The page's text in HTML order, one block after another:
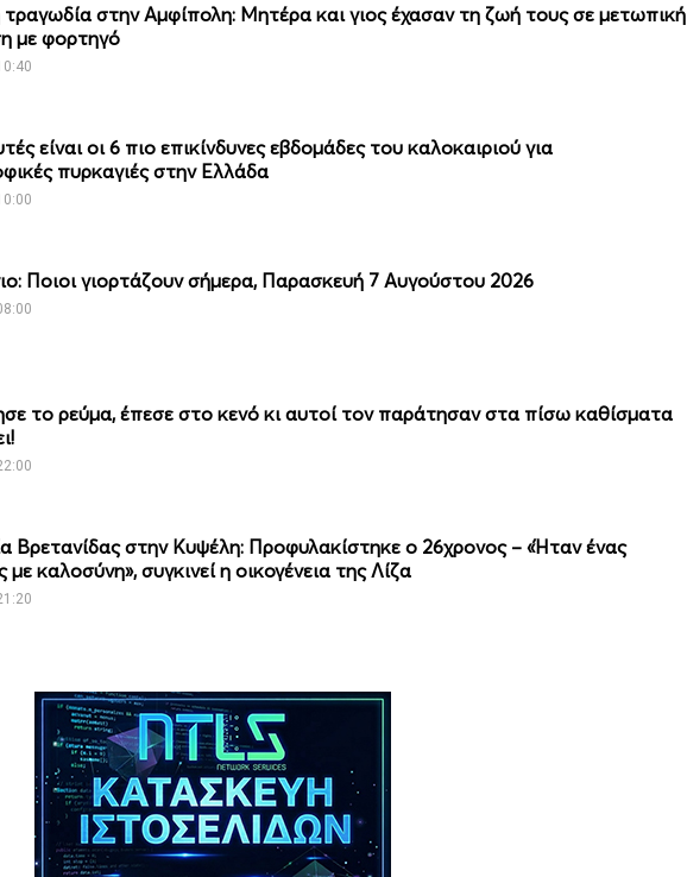
στην Αμφίπολη: Μητέρα και γιος έχασαν τη ζωή τους σε μετωπική
με φορτηγό
είναι οι 6 πιο επικίνδυνες εβδομάδες του καλοκαιριού για
πυρκαγιές στην Ελλάδα
Ποιοι γιορτάζουν σήμερα, Παρασκευή 7 Αυγούστου 2026
το ρεύμα, έπεσε στο κενό κι αυτοί τον παράτησαν στα πίσω καθίσματα
Βρετανίδας στην Κυψέλη: Προφυλακίστηκε ο 26χρονος – «Ήταν ένας
καλοσύνη», συγκινεί η οικογένεια της Λίζα